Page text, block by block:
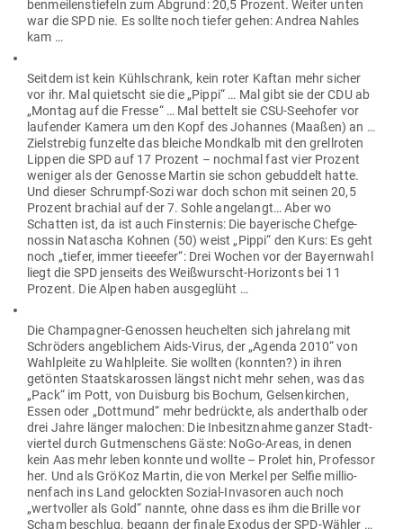
ben­mei­len­stiefeln zum Abgrund: 20,5 Prozent. Weiter unten
war die SPD nie. Es sollte noch tiefer gehen: Andrea Nahles
kam …
Seitdem ist kein Kühl­schrank, kein roter Kaftan mehr sicher
vor ihr. Mal quietscht sie die „Pippi“ … Mal gibt sie der CDU ab
„Montag auf die Fresse“ … Mal bettelt sie CSU-See­hofer vor
lau­fender Kamera um den Kopf des Johannes (Maaßen) an …
Ziel­strebig fun­zelte das bleiche Mondkalb mit den grell­roten
Lippen die SPD auf 17 Prozent – nochmal fast vier Prozent
weniger als der Genosse Martin sie schon gebuddelt hatte.
Und dieser Schrumpf-Sozi war doch schon mit seinen 20,5
Prozent bra­chial auf der 7. Sohle ange­langt… Aber wo
Schatten ist, da ist auch Fins­ternis: Die baye­rische Chef­ge­
nossin Natascha Kohnen (50) weist „Pippi“ den Kurs: Es geht
noch „tiefer, immer tieeefer“: Drei Wochen vor der Bay­ernwahl
liegt die SPD jen­seits des Weiß­wurscht-Hori­zonts bei 11
Prozent. Die Alpen haben ausgeglüht …
Die Cham­pagner-Genossen heu­chelten sich jah­relang mit
Schröders angeb­lichem Aids-Virus, der „Agenda 2010“ von
Wahl­p­leite zu Wahl­p­leite. Sie wollten (konnten?) in ihren
getönten Staats­ka­rossen längst nicht mehr sehen, was das
„Pack“ im Pott, von Duisburg bis Bochum, Gel­sen­kirchen,
Essen oder „Dottmund“ mehr bedrückte, als anderthalb oder
drei Jahre länger malochen: Die Inbe­sitz­nahme ganzer Stadt­
viertel durch Gut­men­schens Gäste: NoGo-Areas, in denen
kein Aas mehr leben konnte und wollte – Prolet hin, Pro­fessor
her. Und als GröKoz Martin, die von Merkel per Selfie mil­lio­
nenfach ins Land gelockten Sozial-Inva­soren auch noch
„wert­voller als Gold“ nannte, ohne dass es ihm die Brille vor
Scham beschlug, begann der finale Exodus der SPD-Wähler …